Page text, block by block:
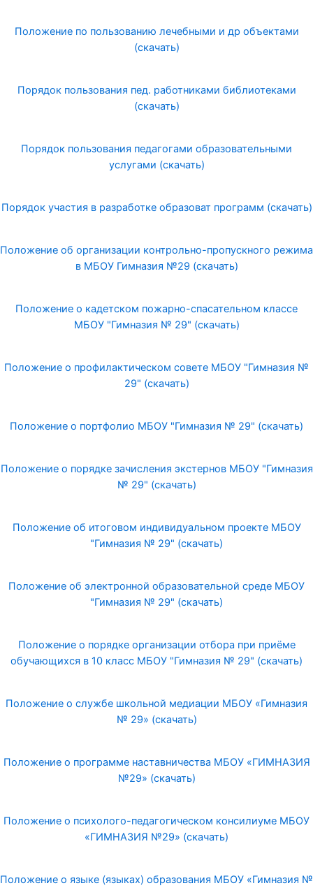
Положение по пользованию лечебными и др объектами
(скачать)
Порядок пользования пед. работниками библиотеками
(скачать)
Порядок пользования педагогами образовательными
услугами (скачать)
Порядок участия в разработке образоват программ (скачать)
Положение об организации контрольно-пропускного режима
в МБОУ Гимназия №29 (скачать)
Положение о кадетском пожарно-спасательном классе
МБОУ "Гимназия № 29" (скачать)
Положение о профилактическом совете МБОУ "Гимназия №
29" (скачать)
Положение о портфолио МБОУ "Гимназия № 29" (скачать)
Положение о порядке зачисления экстернов МБОУ "Гимназия
№ 29" (скачать)
Положение об итоговом индивидуальном проекте МБОУ
"Гимназия № 29" (скачать)
Положение об электронной образовательной среде МБОУ
"Гимназия № 29" (скачать)
Положение о порядке организации отбора при приёме
обучающихся в 10 класс МБОУ "Гимназия № 29" (скачать)
Положение о службе школьной медиации МБОУ «Гимназия
№ 29» (скачать)
Положение о программе наставничества МБОУ «ГИМНАЗИЯ
№29» (скачать)
Положение о психолого-педагогическом консилиуме МБОУ
«ГИМНАЗИЯ №29» (скачать)
Положение о языке (языках) образования МБОУ «Гимназия №